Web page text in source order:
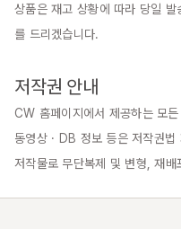
상품은 재고 상황에 따라 당일
를 드리겠습니다.
저작권 안내
CW 홈페이지에서 제공하는 모
동영상 · DB 정보 등은 저작권
저작물로 무단복제 및 변형, 재